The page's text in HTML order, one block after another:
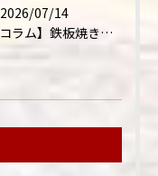
2026/07/14
【コラム】鉄板焼きが"コミュニケーション飯"と呼ばれる理由